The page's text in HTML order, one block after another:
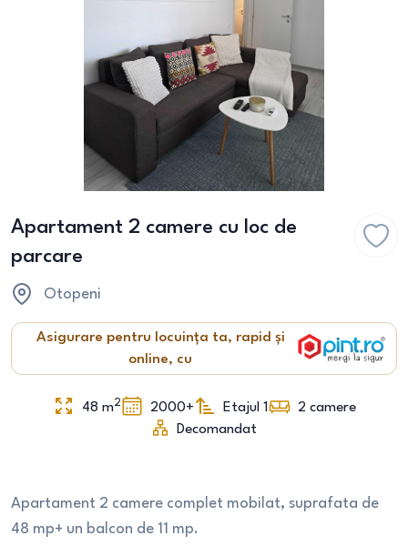
Apartament 2 camere cu loc de
parcare
Otopeni
Asigurare pentru locuința ta, rapid și
online, cu
48 m2 2000+ Etajul 1 2 camere
Decomandat
Apartament 2 camere complet mobilat, suprafata de
48 mp+ un balcon de 11 mp.